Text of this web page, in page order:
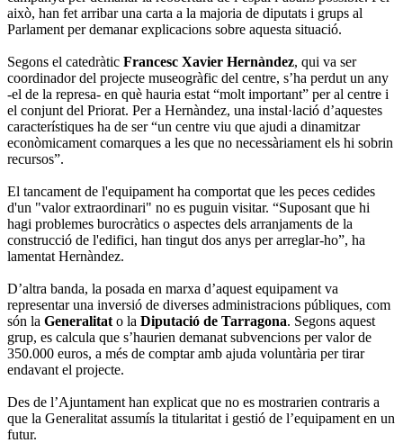
això, han fet arribar una carta a la majoria de diputats i grups al
Parlament per demanar explicacions sobre aquesta situació.
Segons el catedràtic Francesc Xavier Hernàndez, qui va ser
coordinador del projecte museogràfic del centre, s’ha perdut un any
-el de la represa- en què hauria estat “molt important” per al centre i
el conjunt del Priorat. Per a Hernàndez, una instal·lació d’aquestes
característiques ha de ser “un centre viu que ajudi a dinamitzar
econòmicament comarques a les que no necessàriament els hi sobrin
recursos”.
El tancament de l'equipament ha comportat que les peces cedides
d'un "valor extraordinari" no es puguin visitar. “Suposant que hi
hagi problemes burocràtics o aspectes dels arranjaments de la
construcció de l'edifici, han tingut dos anys per arreglar-ho”, ha
lamentat Hernàndez.
D’altra banda, la posada en marxa d’aquest equipament va
representar una inversió de diverses administracions públiques, com
són la Generalitat o la Diputació de Tarragona. Segons aquest
grup, es calcula que s’haurien demanat subvencions per valor de
350.000 euros, a més de comptar amb ajuda voluntària per tirar
endavant el projecte.
Des de l’Ajuntament han explicat que no es mostrarien contraris a
que la Generalitat assumís la titularitat i gestió de l’equipament en un
futur.